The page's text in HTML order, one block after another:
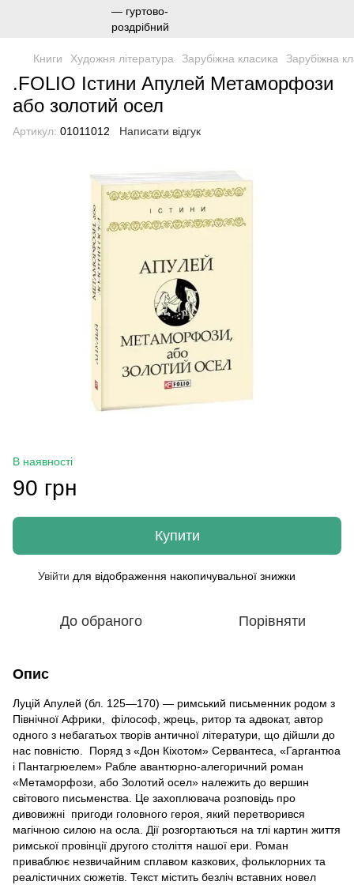
Книги Художня література Зарубіжна класика Зарубіжна
.FOLIO Істини Апулей Метаморфози
або золотий осел
Артикул: 01011012 Написати відгук
В наявності
90 грн
Купити
Увійти для відображення накопичувальної знижки
До обраного Порівняти
Опис
Луцій Апулей (бл. 125—170) — римський письменник родом з
Північної Африки, філософ, жрець, ритор та адвокат, автор
одного з небагатьох творів античної літератури, що дійшли до
нас повністю. Поряд з «Дон Кіхотом» Сервантеса, «Гаргантюа
і Пантагрюелем» Рабле авантюрно-алегоричний роман
«Метаморфози, або Золотий осел» належить до вершин
світового письменства. Це захоплювача розповідь про
дивовижні пригоди головного героя, який перетворився
магічною силою на осла. Дії розгортаються на тлі картин життя
римської провінції другого століття нашої ери. Роман
приваблює незвичайним сплавом казкових, фольклорних та
реалістичних сюжетів. Текст містить безліч вставних новел